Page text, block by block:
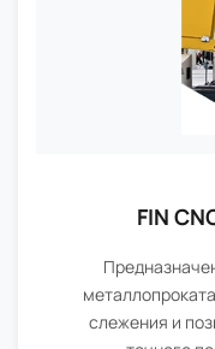
FIN
слежения и